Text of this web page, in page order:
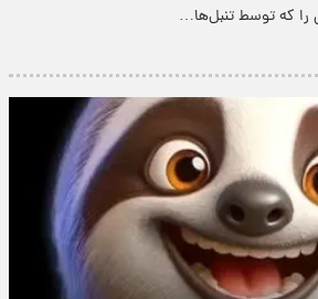
را که توسط تنبل‌ها…